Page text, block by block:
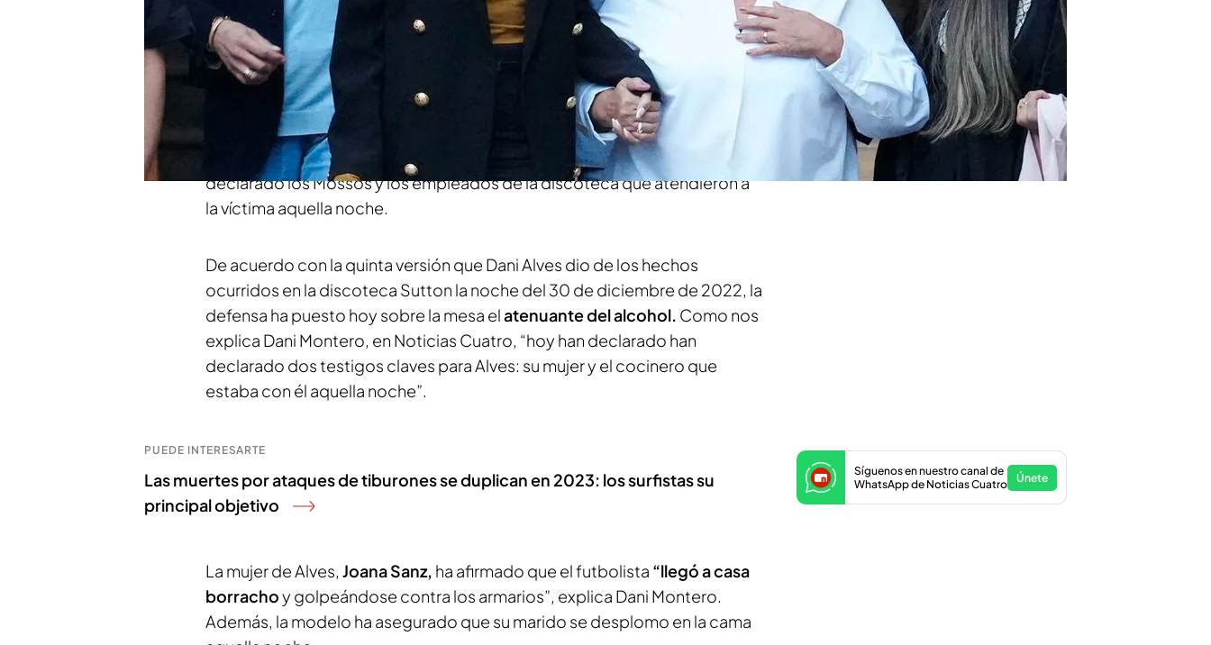
Compartir
En la segunda jornada del juicio contra Dani Alvespor la presunta violación
de una joven han declarado varios
testigos clavespara el futbolista: su
mujer y el cocinero que estaba con él. Ambos han insistido en que Alves
bebió grandes cantidades de alcohol aquella noche. También han
declarado los Mossos y los empleados de la discoteca que atendieron a
la víctima aquella noche.
De acuerdo con la quinta versión que Dani Alves dio de los hechos
ocurridos en la discoteca Sutton la noche del 30 de diciembre de 2022, la
defensa ha puesto hoy sobre la mesa elatenuante del alcohol. Como nos
explica Dani Montero, en Noticias Cuatro, “hoy han declarado han
declarado dos testigos claves para Alves: su mujer y el cocinero que
estaba con él aquella noche”.
PUEDE INTERESARTE
Las muertes por ataques de tiburones se duplican en 2023: los surfistas su
principal objetivo
La mujer de Alves, Joana Sanz, ha afirmado que el futbolista “llegó a casa
borrachoy golpeándose contra los armarios”, explica Dani Montero.
Además, la modelo ha asegurado que su marido se desplomo en la cama
Síguenos en nuestro canal de
WhatsApp de Noticias Cuatro
Únete